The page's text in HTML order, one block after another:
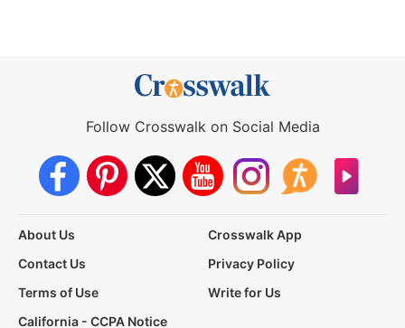
Follow Crosswalk on Social Media
About Us
Crosswalk App
Contact Us
Privacy Policy
Terms of Use
Write for Us
California - CCPA Notice